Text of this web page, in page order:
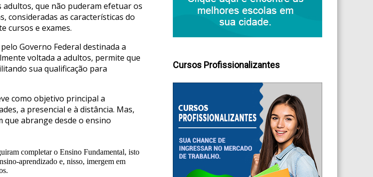
que não puderam efetuar os
consideradas as características do
cursos e exames.
Governo Federal destinada a
voltada a adultos, permite que
sua qualificação para
como objetivo principal a
a presencial e à distância. Mas,
que abrange desde o ensino
completar o Ensino Fundamental, isto
aprendizado e, nisso, imergem em
Cursos Profissionalizantes